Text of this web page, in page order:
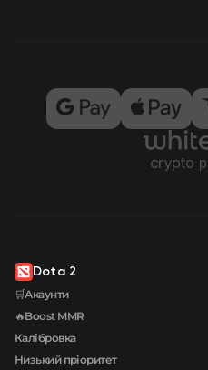
Dota 2
🛒Акаунти
🔥Boost MMR
Калібровка
Низький пріоритет